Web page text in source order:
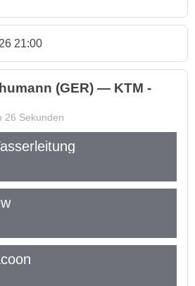
21:00
(GER) — KTM -
26 Sekunden